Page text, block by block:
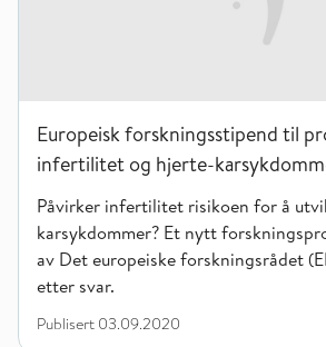
Europeisk forskningsstipend til
infertilitet og hjerte-
Påvirker infertilitet risikoen for å
karsykdommer? Et nytt
av Det europeiske forskningsrådet
etter svar.
Publisert 03.09.2020